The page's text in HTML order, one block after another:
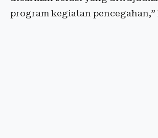
program kegiatan pencegahan,”